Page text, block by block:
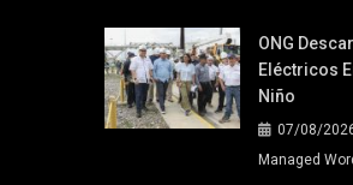
ONG
Eléctricos
Niño
07/08/
Managed